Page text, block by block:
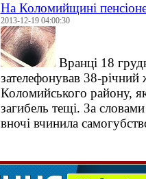
На Коломийщині
2013-12-19 04:00:30
Вранці 18
зателефонував 38-
Коломийського району,
загибель тещі. За
вночі вчинила